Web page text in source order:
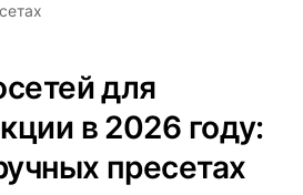
для
в 2026 году:
пресетах